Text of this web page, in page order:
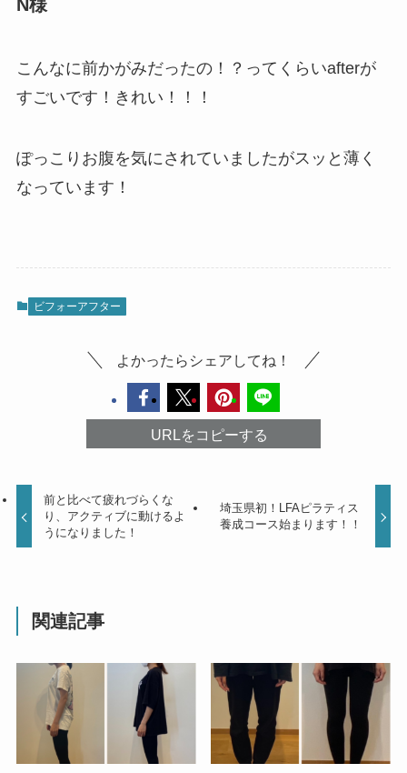
N様
こんなに前かがみだったの！？ってくらいafterが
すごいです！きれい！！！
ぽっこりお腹を気にされていましたがスッと薄く
なっています！
ビフォーアフター
よかったらシェアしてね！
URLをコピーする
前と比べて疲れづらくな
り、アクティブに動けるよ
うになりました！
埼玉県初！LFAピラティス
養成コース始まります！！
関連記事